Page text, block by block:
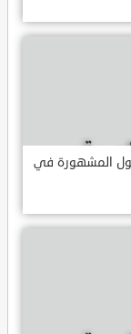
المشهورة في